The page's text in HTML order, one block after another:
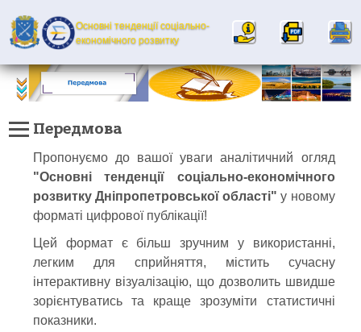
Основні тенденції соціально-
економічного розвитку
ПРО ПУБЛІКАЦІЮ ×
області
49038, м. Дніпро, вул. Столярова 3
(нова назва Павла Скоропадського)
ВЕБСАЙТ:
www.dneprstat.gov.ua
«ДНІПРОСТАТ КОРИСТУВАЧАМ»:
АДРЕСА ЕЛЕКТРОННОЇ ПОШТИ:
ous@dp.ukrstat.gov.ua
публікацію
Населення
міграція
Ринок
Передмова
Пропонуємо до вашої уваги аналітичний огляд
"Основні тенденції соціально-економічного
розвитку Дніпропетровської області" у новому
форматі цифрової публікації!
Цей формат є більш зручним у використанні,
легким для сприйняття, містить сучасну
інтерактивну візуалізацію, що дозволить швидше
зорієнтуватись та краще зрозуміти статистичні
показники.